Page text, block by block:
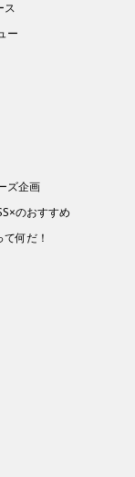
ス
ー
ズ企画
のおすすめ
て何だ！